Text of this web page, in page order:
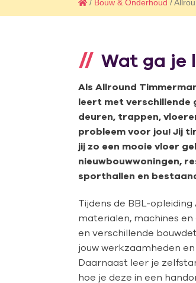
/ Bouw & Onderhoud /
Wat ga je
Als Allround
leert met verschillende
deuren, trappen,
probleem voor jou! Jij
jij zo een mooie vloer
nieuwbouwwoningen,
sporthallen en
Tijdens de BBL-
materialen, machines
en verschillende
jouw werkzaamheden
Daarnaast leer je
hoe je deze in een